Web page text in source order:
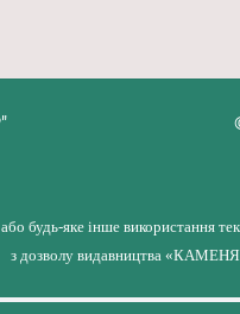
будь-яке інше використання
з дозволу видавництва